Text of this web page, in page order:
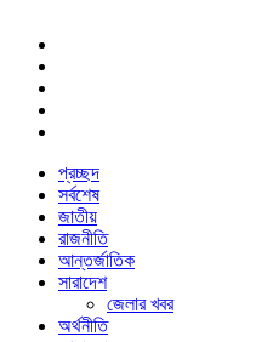
প্রচ্ছদ
সর্বশেষ
জাতীয়
রাজনীতি
আন্তর্জাতিক
সারাদেশ
জেলার খবর
অর্থনীতি